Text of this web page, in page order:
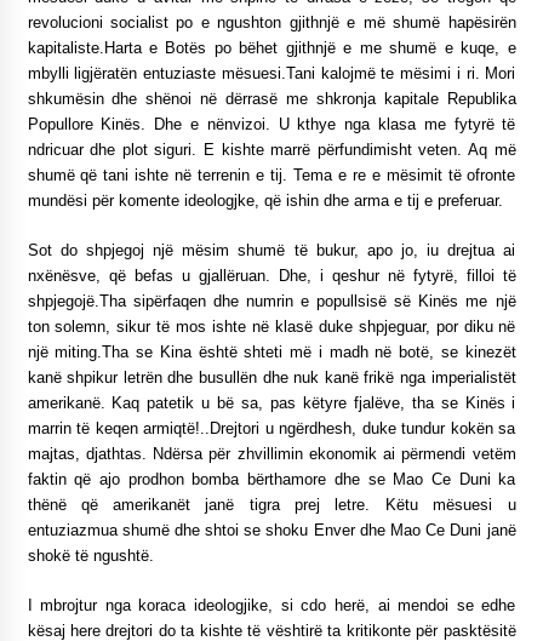
revolucioni socialist po e ngushton gjithnjë e më shumë hapësirën
kapitaliste.Harta e Botës po bëhet gjithnjë e me shumë e kuqe, e
mbylli ligjëratën entuziaste mësuesi.Tani kalojmë te mësimi i ri. Mori
shkumësin dhe shënoi në dërrasë me shkronja kapitale Republika
Popullore Kinës. Dhe e nënvizoi. U kthye nga klasa me fytyrë të
ndricuar dhe plot siguri. E kishte marrë përfundimisht veten. Aq më
shumë që tani ishte në terrenin e tij. Tema e re e mësimit të ofronte
mundësi për komente ideologjke, që ishin dhe arma e tij e preferuar.
Sot do shpjegoj një mësim shumë të bukur, apo jo, iu drejtua ai
nxënësve, që befas u gjallëruan. Dhe, i qeshur në fytyrë, filloi të
shpjegojë.Tha sipërfaqen dhe numrin e popullsisë së Kinës me një
ton solemn, sikur të mos ishte në klasë duke shpjeguar, por diku në
një miting.Tha se Kina është shteti më i madh në botë, se kinezët
kanë shpikur letrën dhe busullën dhe nuk kanë frikë nga imperialistët
amerikanë. Kaq patetik u bë sa, pas këtyre fjalëve, tha se Kinës i
marrin të keqen armiqtë!..Drejtori u ngërdhesh, duke tundur kokën sa
majtas, djathtas. Ndërsa për zhvillimin ekonomik ai përmendi vetëm
faktin që ajo prodhon bomba bërthamore dhe se Mao Ce Duni ka
thënë që amerikanët janë tigra prej letre. Këtu mësuesi u
entuziazmua shumë dhe shtoi se shoku Enver dhe Mao Ce Duni janë
shokë të ngushtë.
I mbrojtur nga koraca ideologjike, si cdo herë, ai mendoi se edhe
kësaj here drejtori do ta kishte të vështirë ta kritikonte për pasktësitë